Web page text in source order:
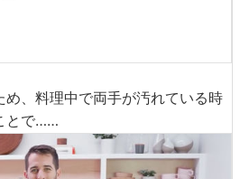
、料理中で両手が汚れている時
とで……